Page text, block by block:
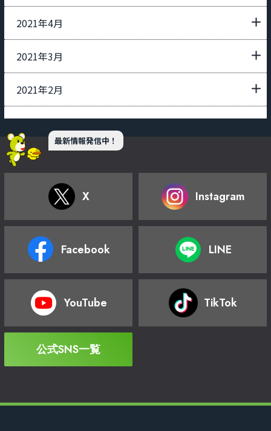
2021年4月
2021年3月
2021年2月
最新情報発信中！
X Instagram
Facebook LINE
YouTube TikTok
公式SNS一覧